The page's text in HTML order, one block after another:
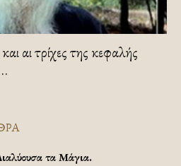
αι τρίχες της κεφαλής
τα Μάγια.